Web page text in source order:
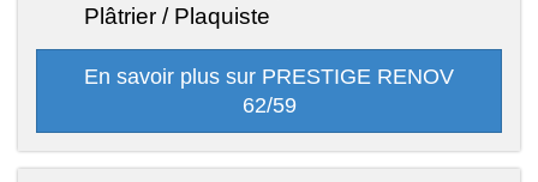
Plâtrier / Plaquiste
En savoir plus sur PRESTIGE RENOV
62/59